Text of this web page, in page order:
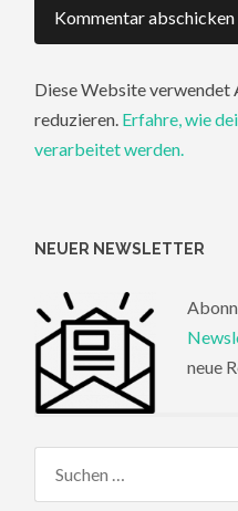
Diese Website verwendet
reduzieren. Erfahre, wie
verarbeitet werden.
NEUER NEWSLETTER
neue